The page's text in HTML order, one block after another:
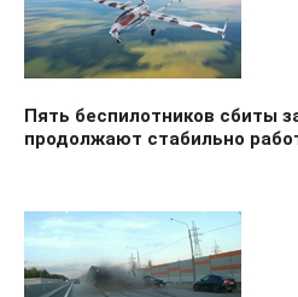
Пять беспилотников сбиты
продолжают стабильно